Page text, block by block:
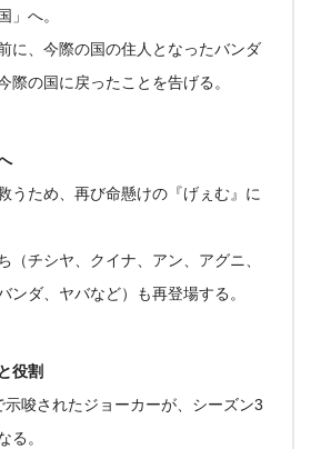
」へ。
に、今際の国の住人となったバンダ
際の国に戻ったことを告げる。
うため、再び命懸けの『げぇむ』に
（チシヤ、クイナ、アン、アグニ、
ンダ、ヤバなど）も再登場する。
役割
示唆されたジョーカーが、シーズン3
る。